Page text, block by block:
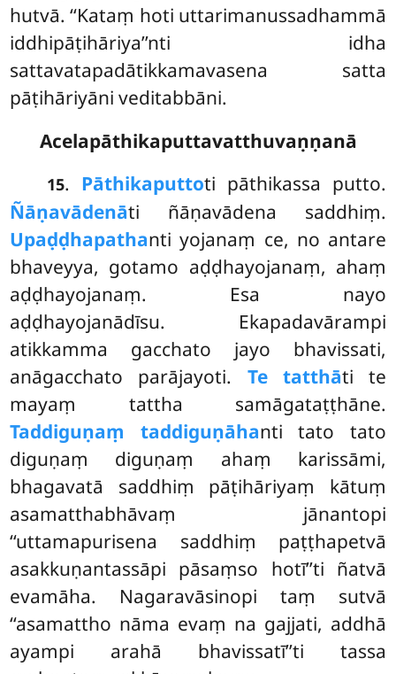
hutvā. ‘‘Kataṃ hoti uttarimanussadhammā
iddhipāṭihāriya’’nti idha
sattavatapadātikkamavasena satta
pāṭihāriyāni veditabbāni.
Acelapāthikaputtavatthuvaṇṇanā
15. Pāthikaputtoti pāthikassa putto.
Ñāṇavādenāti ñāṇavādena saddhiṃ.
Upaḍḍhapathantiyojanaṃ ce, no antare
bhaveyya, gotamo aḍḍhayojanaṃ, ahaṃ
aḍḍhayojanaṃ. Esa nayo
aḍḍhayojanādīsu. Ekapadavārampi
atikkamma gacchato jayo bhavissati,
anāgacchato parājayoti. Te tatthāti te
mayaṃ tattha samāgataṭṭhāne.
Taddiguṇaṃ taddiguṇāhanti tato tato
diguṇaṃ diguṇaṃ ahaṃ karissāmi,
bhagavatā saddhiṃ pāṭihāriyaṃ kātuṃ
asamatthabhāvaṃ jānantopi
‘‘uttamapurisena saddhiṃ paṭṭhapetvā
asakkuṇantassāpi pāsaṃso hotī’’ti ñatvā
evamāha. Nagaravāsinopi taṃ sutvā
‘‘asamattho nāma evaṃ na gajjati, addhā
ayampi arahā bhavissatī’’ti tassa